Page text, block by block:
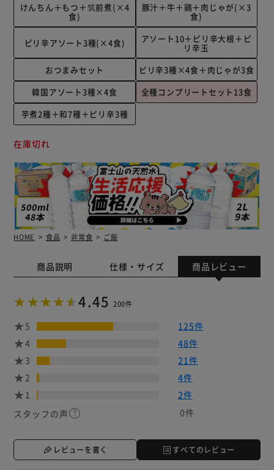
けんちん＋もつ＋筑前煮(×4
食)
豚汁＋牛＋鶏＋肉じゃが(×3
食)
ピリ辛アソート3種(×4食) アソート10＋ピリ辛大根＋ピ
リ辛玉
おつまみセット
ピリ辛3種×4食＋肉じゃが3食
韓国アソート3種×4食
全種コンプリートセット13食
芋煮2種＋和7種＋ピリ辛3種
在庫切れ
HOME 食品 非常食 ご飯
商品説明 仕様・サイズ 商品レビュー
4.45 200件
5
125件
4
48件
3
21件
2
4件
1
2件
スタッフの声
0件
レビューを書く すべてのレビュー